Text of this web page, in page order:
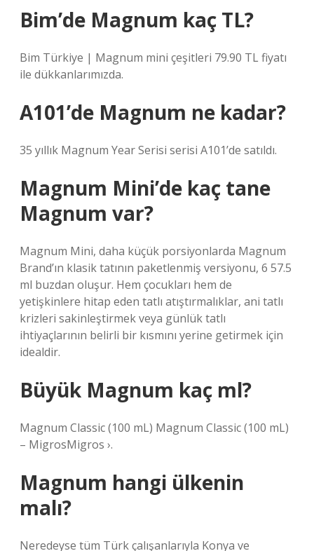
Bim’de Magnum kaç TL?
Bim Türkiye | Magnum mini çeşitleri 79.90 TL fiyatı
ile dükkanlarımızda.
A101’de Magnum ne kadar?
35 yıllık Magnum Year Serisi serisi A101’de satıldı.
Magnum Mini’de kaç tane
Magnum var?
Magnum Mini, daha küçük porsiyonlarda Magnum
Brand’ın klasik tatının paketlenmiş versiyonu, 6 57.5
ml buzdan oluşur. Hem çocukları hem de
yetişkinlere hitap eden tatlı atıştırmalıklar, ani tatlı
krizleri sakinleştirmek veya günlük tatlı
ihtiyaçlarının belirli bir kısmını yerine getirmek için
idealdir.
Büyük Magnum kaç ml?
Magnum Classic (100 mL) Magnum Classic (100 mL)
– MigrosMigros ›.
Magnum hangi ülkenin
malı?
Neredeyse tüm Türk çalışanlarıyla Konya ve